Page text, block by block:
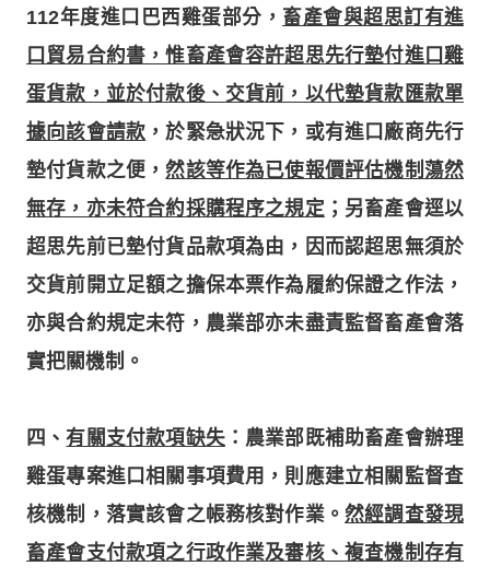
112年度進口巴西雞蛋部分， 畜產會與超思訂有進
口貿易合約書，惟畜產會容許超思先行墊付進口雞
蛋貨款，並於付款後、交貨前，以代墊貨款匯款單
據向該會請款 ，於緊急狀況下，或有進口廠商先行
墊付貨款之便，然該等作為已使報價評估機制蕩然
無存，亦未符合約採購程序之規定 ；另畜產會逕以
超思先前已墊付貨品款項為由，因而認超思無須於
交貨前開立足額之擔保本票作為履約保證之作法，
亦與合約規定未符，農業部亦未盡責監督畜產會落
實把關機制。
四、有關支付款項缺失：農業部既補助畜產會辦理
雞蛋專案進口相關事項費用，則應建立相關監督查
核機制，落實該會之帳務核對作業。然經調查發現
畜產會支付款項之行政作業及審核、複查機制存有